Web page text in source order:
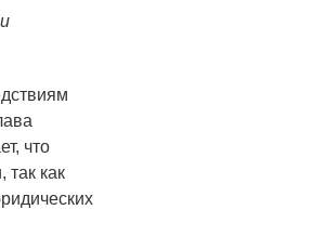
что
так как